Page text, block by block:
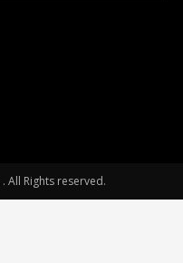
. All Rights reserved.